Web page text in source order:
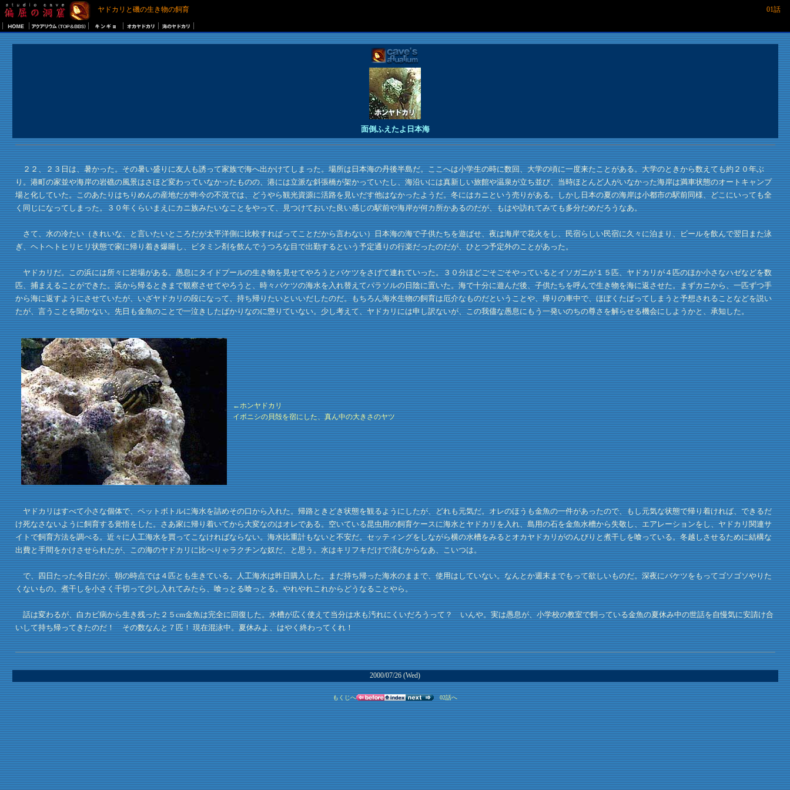
ヤドカリと磯の生き物の飼育 01話
面倒ふえたよ日本海
２２、２３日は、暑かった。その暑い盛りに友人も誘って家族で海へ出かけてしまった。場所は日本海の丹後半島だ。ここへは小学生の時に数回、大学の頃に一度来たことがある。大学のときから数えても約２０年ぶ
り。港町の家並や海岸の岩礁の風景はさほど変わっていなかったものの、港には立派な斜張橋が架かっていたし、海沿いには真新しい旅館や温泉が立ち並び、当時ほとんど人がいなかった海岸は満車状態のオートキャンプ
場と化していた。このあたりはちりめんの産地だが昨今の不況では、どうやら観光資源に活路を見いだす他はなかったようだ。冬にはカニという売りがある。しかし日本の夏の海岸は小都市の駅前同様、どこにいっても全
く同じになってしまった。３０年くらいまえにカニ族みたいなことをやって、見つけておいた良い感じの駅前や海岸が何カ所かあるのだが、もはや訪れてみても多分だめだろうなあ。
さて、水の冷たい（きれいな、と言いたいところだが太平洋側に比較すればってことだから言わない）日本海の海で子供たちを遊ばせ、夜は海岸で花火をし、民宿らしい民宿に久々に泊まり、ビールを飲んで翌日また泳
ぎ、ヘトヘトヒリヒリ状態で家に帰り着き爆睡し、ビタミン剤を飲んでうつろな目で出勤するという予定通りの行楽だったのだが、ひとつ予定外のことがあった。
ヤドカリだ。この浜には所々に岩場がある。愚息にタイドプールの生き物を見せてやろうとバケツをさげて連れていった。３０分ほどごそごそやっているとイソガニが１５匹、ヤドカリが４匹のほか小さなハゼなどを数
匹、捕まえることができた。浜から帰るときまで観察させてやろうと、時々バケツの海水を入れ替えてパラソルの日陰に置いた。海で十分に遊んだ後、子供たちを呼んで生き物を海に返させた。まずカニから、一匹ずつ手
から海に返すようにさせていたが、いざヤドカリの段になって、持ち帰りたいといいだしたのだ。もちろん海水生物の飼育は厄介なものだということや、帰りの車中で、ほぼくたばってしまうと予想されることなどを説い
たが、言うことを聞かない。先日も金魚のことで一泣きしたばかりなのに懲りていない。少し考えて、ヤドカリには申し訳ないが、この我儘な愚息にもう一発いのちの尊さを解らせる機会にしようかと、承知した。
←ホンヤドカリ
イボニシの貝殻を宿にした、真ん中の大きさのヤツ
ヤドカリはすべて小さな個体で、ペットボトルに海水を詰めその口から入れた。帰路ときどき状態を観るようにしたが、どれも元気だ。オレのほうも金魚の一件があったので、もし元気な状態で帰り着ければ、できるだ
け死なさないように飼育する覚悟をした。さあ家に帰り着いてから大変なのはオレである。空いている昆虫用の飼育ケースに海水とヤドカリを入れ、島用の石を金魚水槽から失敬し、エアレーションをし、ヤドカリ関連サ
イトで飼育方法を調べる。近々に人工海水を買ってこなければならない。海水比重計もないと不安だ。セッティングをしながら横の水槽をみるとオカヤドカリがのんびりと煮干しを喰っている。冬越しさせるために結構な
出費と手間をかけさせられたが、この海のヤドカリに比べりゃラクチンな奴だ、と思う。水はキリフキだけで済むからなあ、こいつは。
で、四日たった今日だが、朝の時点では４匹とも生きている。人工海水は昨日購入した。まだ持ち帰った海水のままで、使用はしていない。なんとか週末までもって欲しいものだ。深夜にバケツをもってゴソゴソやりた
くないもの。煮干しを小さく千切って少し入れてみたら、喰っとる喰っとる。やれやれこれからどうなることやら。
話は変わるが、白カビ病から生き残った２５cm金魚は完全に回復した。水槽が広く使えて当分は水も汚れにくいだろうって？ いんや。実は愚息が、小学校の教室で飼っている金魚の夏休み中の世話を自慢気に安請け合
いして持ち帰ってきたのだ！ その数なんと７匹！ 現在混泳中。夏休みよ、はやく終わってくれ！
2000/07/26 (Wed)
もくじへ 02話へ